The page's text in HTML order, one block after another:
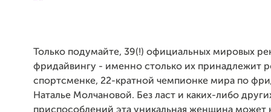
Только подумайте, 39(!) официальных мировых
фридайвингу - именно столько их принадлежит
спортсменке, 22-кратной чемпионке мира по
Наталье Молчановой. Без ласт и каких-либо